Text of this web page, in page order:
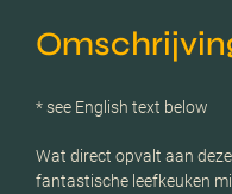
* see English text below
Wat direct opvalt aan
fantastische leefkeuken